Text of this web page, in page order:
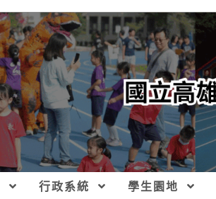
行政系統 學生園地